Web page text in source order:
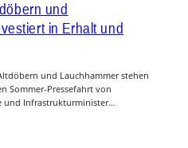
und
in Erhalt und
und Lauchhammer stehen
Sommer-Pressefahrt von
und Infrastrukturminister…